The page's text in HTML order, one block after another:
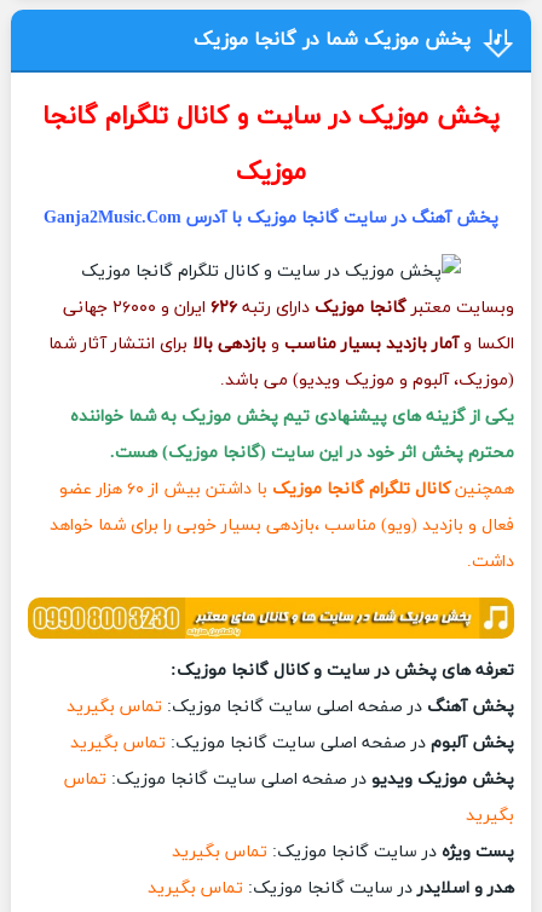
پخش موزیک شما در گانجا موزیک
پخش موزیک در سایت و کانال تلگرام گانجا
موزیک
پخش آهنگ در سایت گانجا موزیک با آدرس Ganja2Music.Com
وبسایت معتبر گانجا موزیک دارای رتبه۶۲۶
ایران و ۲۶۰۰۰ جهانی
الکسا وآمار بازدید بسیار مناسبو بازدهی بالا برای انتشار آثار شما
(موزیک، آلبوم و موزیک ویدیو) می باشد.
یکی از گزینه های پیشنهادی تیم پخش موزیک به شما خواننده
محترم پخش اثر خود در این سایت (گانجا موزیک) هست.
همچنینکانال تلگرام گانجا موزیک
با داشتن بیش از ۶۰ هزار عضو
فعال و بازدید (ویو) مناسب ،بازدهی بسیار خوبی را برای شما خواهد
داشت.
تعرفه های پخش در سایت و کانال گانجا موزیک:
پخش آهنگ در صفحه اصلی سایت گانجا موزیک: تماس بگیرید
پخش آلبومدر صفحه اصلی سایت گانجا موزیک: تماس بگیرید
پخش موزیک ویدیودر صفحه اصلی سایت گانجا موزیک: تماس
بگیرید
پست ویژهدر سایت گانجا موزیک: تماس بگیرید
هدر و اسلایدردر سایت گانجا موزیک: تماس بگیرید